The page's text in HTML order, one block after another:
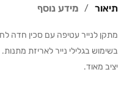
תיאור מידע נוסף
מתקן לנייר עטיפה עם סכין חדה
בשימוש בגלילי נייר לאריזת
יציב מאוד.